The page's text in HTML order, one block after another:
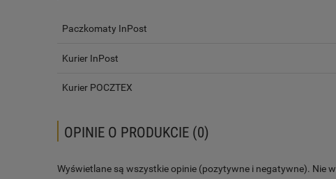
Paczkomaty InPost
Kurier InPost
Kurier POCZTEX
OPINIE O PRODUKCIE (0)
Wyświetlane są wszystkie opinie (pozytywne i negatywne). Nie